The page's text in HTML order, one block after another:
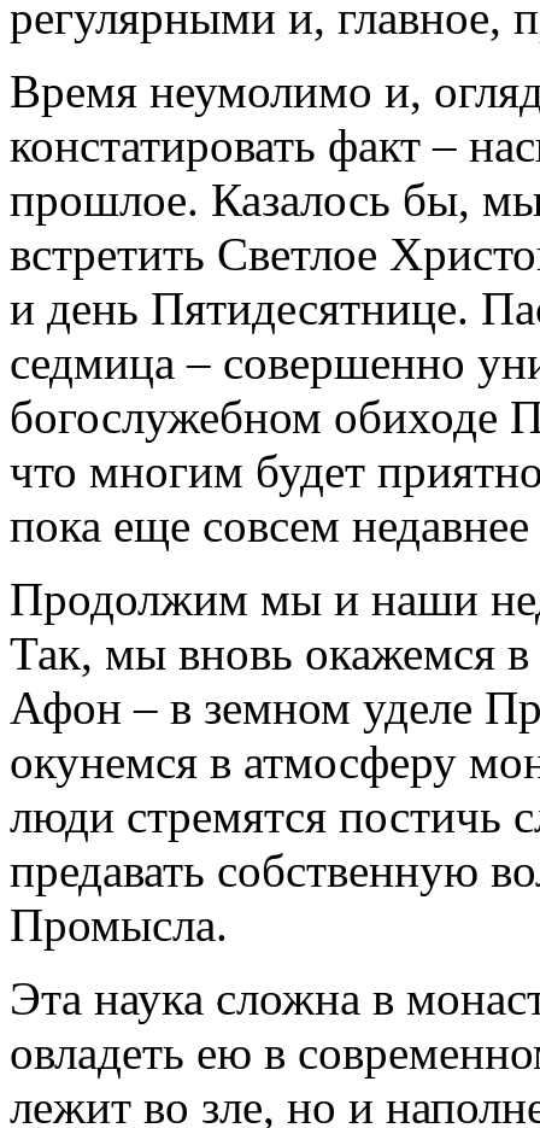
регулярными и, главное,
Время неумолимо и,
констатировать факт –
прошлое. Казалось бы,
встретить Светлое
и день Пятидесятнице.
седмица – совершенно
богослужебном обиходе
что многим будет
пока еще совсем
Продолжим мы и наши
Так, мы вновь окажемся в
Афон – в земном уделе
окунемся в атмосферу
люди стремятся постичь
предавать собственную
Промысла.
Эта наука сложна в
овладеть ею в
лежит во зле, но и